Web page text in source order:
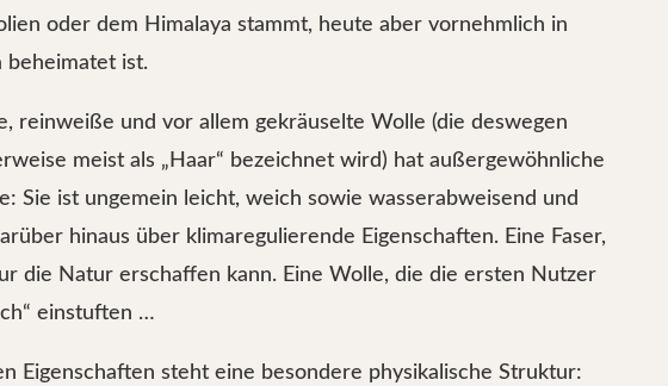
oder dem Himalaya stammt, heute aber vornehmlich in
beheimatet ist.
reinweiße und vor allem gekräuselte Wolle (die deswegen
meist als „Haar“ bezeichnet wird) hat außergewöhnliche
Sie ist ungemein leicht, weich sowie wasserabweisend und
hinaus über klimaregulierende Eigenschaften. Eine Faser,
die Natur erschaffen kann. Eine Wolle, die die ersten Nutzer
einstuften …
Eigenschaften steht eine besondere physikalische Struktur: